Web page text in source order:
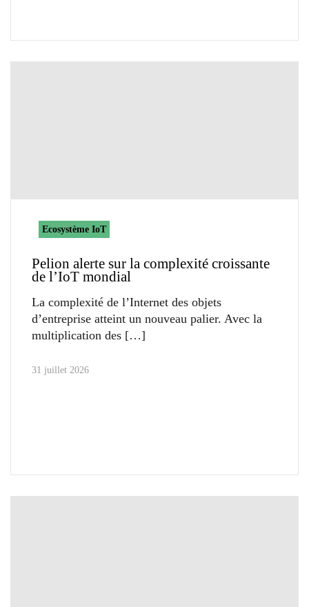
Ecosystème IoT
Pelion alerte sur la complexité croissante
de l’IoT mondial
La complexité de l’Internet des objets
d’entreprise atteint un nouveau palier. Avec la
multiplication des
31 juillet 2026